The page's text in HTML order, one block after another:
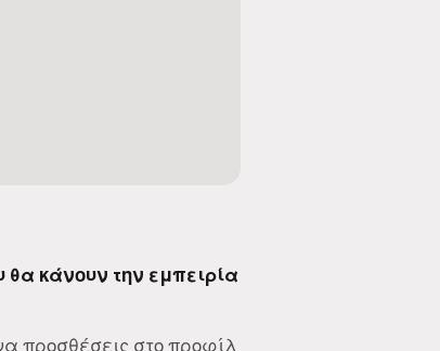
θα κάνουν την εμπειρία
προσθέσεις στο προφίλ